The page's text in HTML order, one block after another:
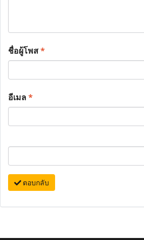
ชื่อผู้โพส*
อีเมล*
ตอบกลับ